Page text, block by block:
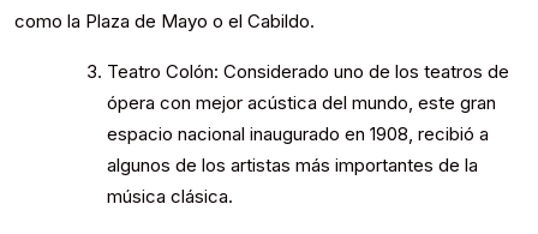
como la Plaza de Mayo o el Cabildo.
Teatro Colón: Considerado uno de los teatros de
ópera con mejor acústica del mundo, este gran
espacio nacional inaugurado en 1908, recibió a
algunos de los artistas más importantes de la
música clásica.